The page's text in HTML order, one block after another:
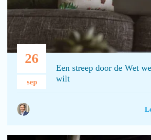
26
sep
Een streep door de Wet
wilt